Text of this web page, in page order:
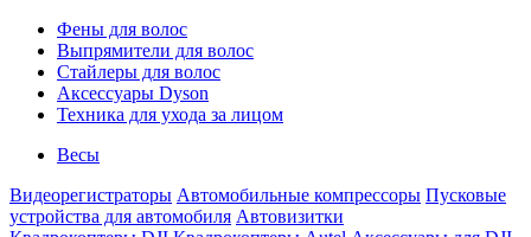
Фены для волос
Выпрямители для волос
Стайлеры для волос
Аксессуары Dyson
Техника для ухода за лицом
Весы
Видеорегистраторы Автомобильные компрессоры Пусковые
устройства для автомобиля Автовизитки